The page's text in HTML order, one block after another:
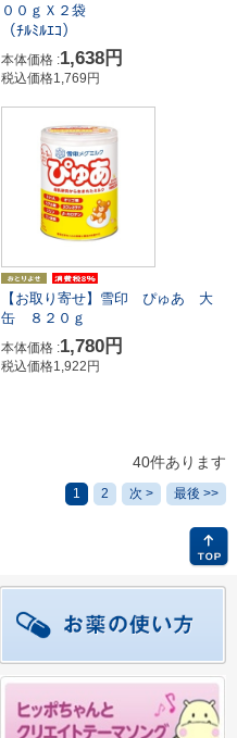
００ｇＸ２袋
（ﾁﾙﾐﾙｴｺ）
本体価格 :1,638円
税込価格1,769円
【お取り寄せ】雪印 ぴゅあ 大
缶 ８２０ｇ
本体価格 :1,780円
税込価格1,922円
40件あります
1 2 次 > 最後 >>